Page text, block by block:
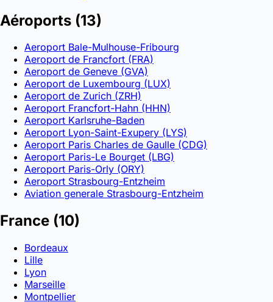
Aéroports (13)
Aeroport Bale-Mulhouse-Fribourg
Aeroport de Francfort (FRA)
Aeroport de Geneve (GVA)
Aeroport de Luxembourg (LUX)
Aeroport de Zurich (ZRH)
Aeroport Francfort-Hahn (HHN)
Aeroport Karlsruhe-Baden
Aeroport Lyon-Saint-Exupery (LYS)
Aeroport Paris Charles de Gaulle (CDG)
Aeroport Paris-Le Bourget (LBG)
Aeroport Paris-Orly (ORY)
Aeroport Strasbourg-Entzheim
Aviation generale Strasbourg-Entzheim
France (10)
Bordeaux
Lille
Lyon
Marseille
Montpellier